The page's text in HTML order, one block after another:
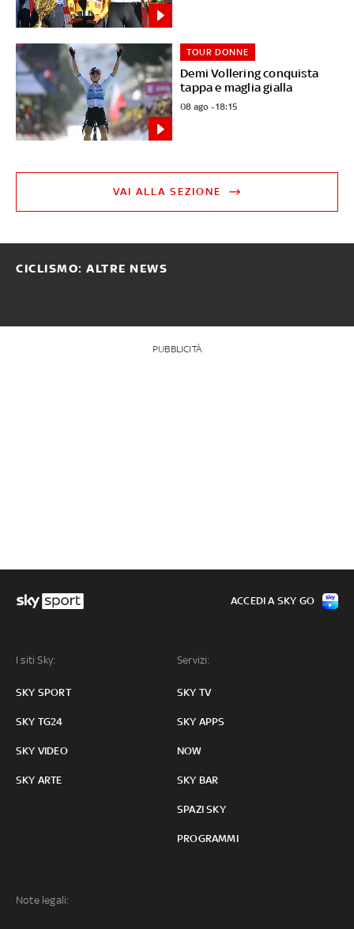
Demi Vollering conquista
tappa e maglia gialla
TOUR DONNE
08 ago - 18:15
VAI ALLA SEZIONE
CICLISMO: ALTRE NEWS
PUBBLICITÀ
I siti Sky:
SKY SPORT
SKY TG24
SKY VIDEO
SKY ARTE
Servizi:
SKY TV
SKY APPS
NOW
SKY BAR
SPAZI SKY
PROGRAMMI
Note legali:
ACCEDI A SKY GO